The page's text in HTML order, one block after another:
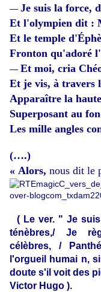
— Je suis la force,
Et l'olympien dit :
Et le temple
Fronton qu'adoré
— Et moi, cria
Et je vis, à travers
Apparaître la
Superposant au
Les mille angles
(….)
« Alors, nous dit le
( Le ver. " Je
ténèbres,/ Je
célèbres, /
l'orgueil humai n,
doute s'il voit des
Victor Hugo ).